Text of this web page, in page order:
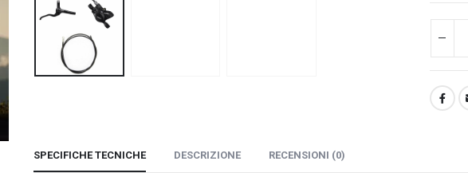
SPECIFICHE TECNICHE DESCRIZIONE RECENSIONI (0)